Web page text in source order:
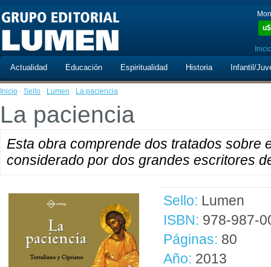
u$
Actualidad Educación Espiritualidad Historia Infantil/
Inicio · Sello · Lumen · La paciencia
La paciencia
Esta obra comprende dos tratados sobre
considerado por dos grandes escritores
Sello: Lumen
ISBN: 978-987-
Páginas: 80
Año: 2013